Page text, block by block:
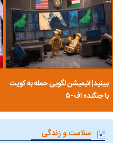
ببینید| انیمیشن لگویی حمله به کویت
با جنگنده اف-۵
سلامت و زندگی